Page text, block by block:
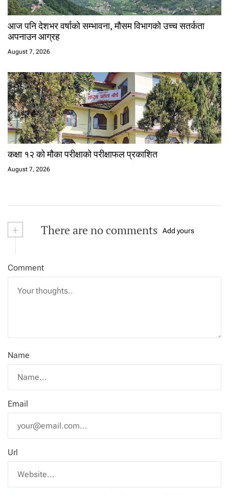
आज पनि देशभर वर्षाको सम्भावना, मौसम विभागको उच्च सतर्कता
अपनाउन आग्रह
August 7, 2026
कक्षा १२ को मौका परीक्षाको परीक्षाफल प्रकाशित
August 7, 2026
+ There are no comments Add yours
Comment
Name
Email
Url